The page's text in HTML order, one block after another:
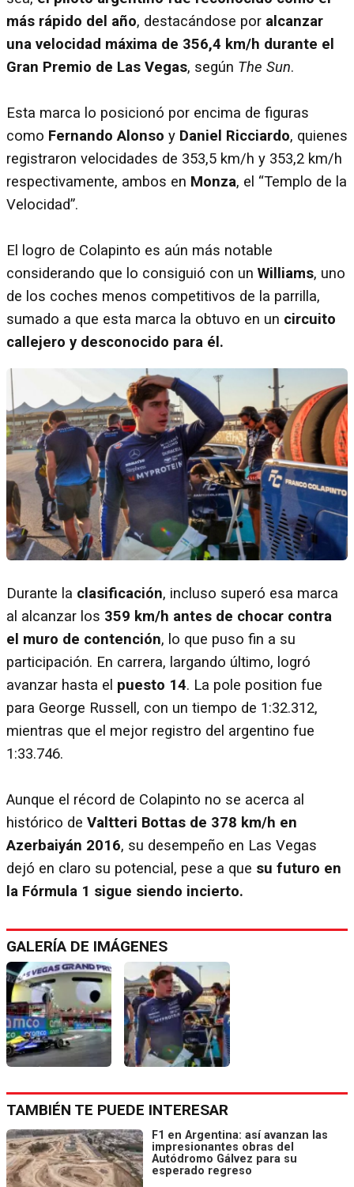
más rápido del año, destacándose por alcanzar
una velocidad máxima de 356,4 km/h durante el
Gran Premio de Las Vegas, según The Sun.
Esta marca lo posicionó por encima de figuras
como Fernando Alonso y Daniel Ricciardo, quienes
registraron velocidades de 353,5 km/h y 353,2 km/h
respectivamente, ambos en Monza, el “Templo de la
Velocidad”.
El logro de Colapinto es aún más notable
considerando que lo consiguió con un Williams, uno
de los coches menos competitivos de la parrilla,
sumado a que esta marca la obtuvo en un circuito
callejero y desconocido para él.
Durante la clasificación, incluso superó esa marca
al alcanzar los 359 km/h antes de chocar contra
el muro de contención, lo que puso fin a su
participación. En carrera, largando último, logró
avanzar hasta el puesto 14. La pole position fue
para George Russell, con un tiempo de 1:32.312,
mientras que el mejor registro del argentino fue
1:33.746.
Aunque el récord de Colapinto no se acerca al
histórico de Valtteri Bottas de 378 km/h en
Azerbaiyán 2016, su desempeño en Las Vegas
dejó en claro su potencial, pese a que su futuro en
la Fórmula 1 sigue siendo incierto.
GALERÍA DE IMÁGENES
TAMBIÉN TE PUEDE INTERESAR
F1 en Argentina: así avanzan las
impresionantes obras del
Autódromo Gálvez para su
esperado regreso